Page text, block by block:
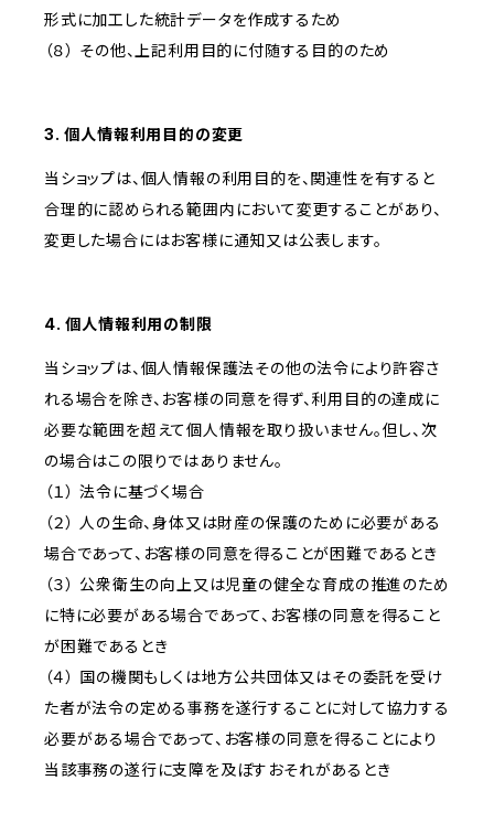
形式に加工した統計データを作成するため
（８） その他、上記利用目的に付随する目的のため
3. 個人情報利用目的の変更
当ショップは、個人情報の利用目的を、関連性を有すると
合理的に認められる範囲内において変更することがあり、
変更した場合にはお客様に通知又は公表します。
4. 個人情報利用の制限
当ショップは、個人情報保護法その他の法令により許容さ
れる場合を除き、お客様の同意を得ず、利用目的の達成に
必要な範囲を超えて個人情報を取り扱いません。但し、次
の場合はこの限りではありません。
（１） 法令に基づく場合
（２） 人の生命、身体又は財産の保護のために必要がある
場合であって、お客様の同意を得ることが困難であるとき
（３） 公衆衛生の向上又は児童の健全な育成の推進のため
に特に必要がある場合であって、お客様の同意を得ること
が困難であるとき
（４） 国の機関もしくは地方公共団体又はその委託を受け
た者が法令の定める事務を遂行することに対して協力する
必要がある場合であって、お客様の同意を得ることにより
当該事務の遂行に支障を及ぼすおそれがあるとき